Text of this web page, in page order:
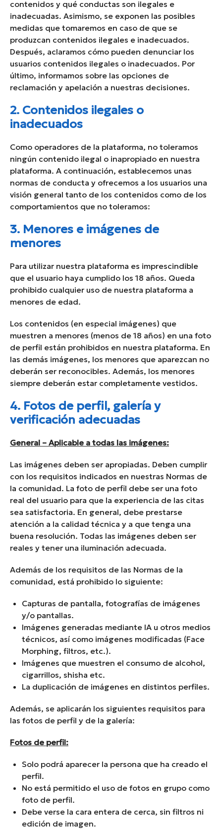
contenidos y qué conductas son ilegales e
inadecuadas. Asimismo, se exponen las posibles
medidas que tomaremos en caso de que se
produzcan contenidos ilegales e inadecuados.
Después, aclaramos cómo pueden denunciar los
usuarios contenidos ilegales o inadecuados. Por
último, informamos sobre las opciones de
reclamación y apelación a nuestras decisiones.
2. Contenidos ilegales o
inadecuados
Como operadores de la plataforma, no toleramos
ningún contenido ilegal o inapropiado en nuestra
plataforma. A continuación, establecemos unas
normas de conducta y ofrecemos a los usuarios una
visión general tanto de los contenidos como de los
comportamientos que no toleramos:
3. Menores e imágenes de
menores
Para utilizar nuestra plataforma es imprescindible
que el usuario haya cumplido los 18 años. Queda
prohibido cualquier uso de nuestra plataforma a
menores de edad.
Los contenidos (en especial imágenes) que
muestren a menores (menos de 18 años) en una foto
de perfil están prohibidos en nuestra plataforma. En
las demás imágenes, los menores que aparezcan no
deberán ser reconocibles. Además, los menores
siempre deberán estar completamente vestidos.
4. Fotos de perfil, galería y
verificación adecuadas
General – Aplicable a todas las imágenes:
Las imágenes deben ser apropiadas. Deben cumplir
con los requisitos indicados en nuestras Normas de
la comunidad. La foto de perfil debe ser una foto
real del usuario para que la experiencia de las citas
sea satisfactoria. En general, debe prestarse
atención a la calidad técnica y a que tenga una
buena resolución. Todas las imágenes deben ser
reales y tener una iluminación adecuada.
Además de los requisitos de las Normas de la
comunidad, está prohibido lo siguiente:
Capturas de pantalla, fotografías de imágenes
y/o pantallas.
Imágenes generadas mediante IA u otros medios
técnicos, así como imágenes modificadas (Face
Morphing, filtros, etc.).
Imágenes que muestren el consumo de alcohol,
cigarrillos, shisha etc.
La duplicación de imágenes en distintos perfiles.
Además, se aplicarán los siguientes requisitos para
las fotos de perfil y de la galería:
Fotos de perfil:
Solo podrá aparecer la persona que ha creado el
perfil.
No está permitido el uso de fotos en grupo como
foto de perfil.
Debe verse la cara entera de cerca, sin filtros ni
edición de imagen.